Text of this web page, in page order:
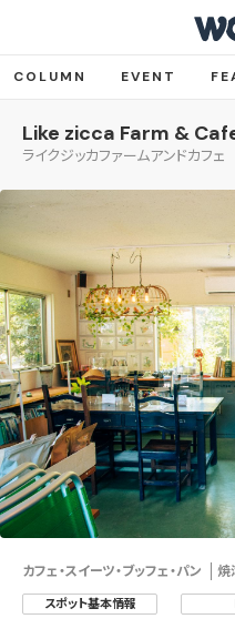
COLUMN EVENT
Like zicca Farm &
ライクジッカファームアンドカフェ
カフェ・スイーツ・ブッフェ・パン 焼
スポット基本情報